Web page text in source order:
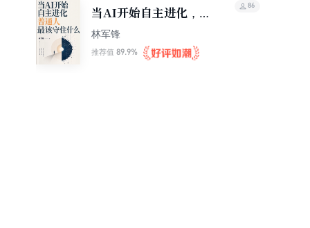
伦理边界有着深刻的一线洞察。
当AI开始自主进化，普
通人最该守住什么？
（轻科技）
林军锋
推荐值 89.9%
86